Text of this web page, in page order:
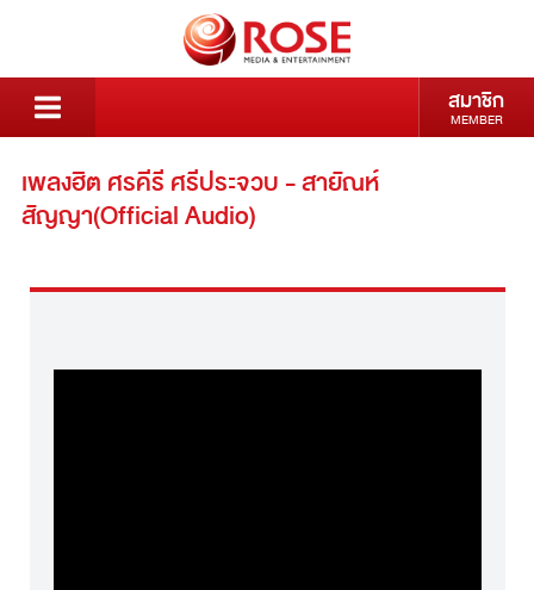
สมาชิก
MEMBER
เพลงฮิต ศรคีรี ศรีประจวบ - สายัณห์
สัญญา(Official Audio)